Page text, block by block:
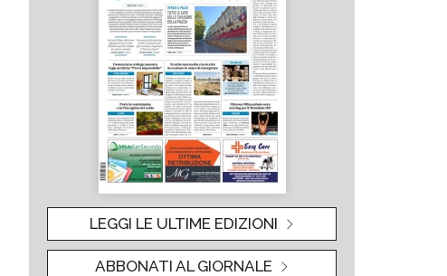
LEGGI LE ULTIME EDIZIONI
ABBONATI AL GIORNALE